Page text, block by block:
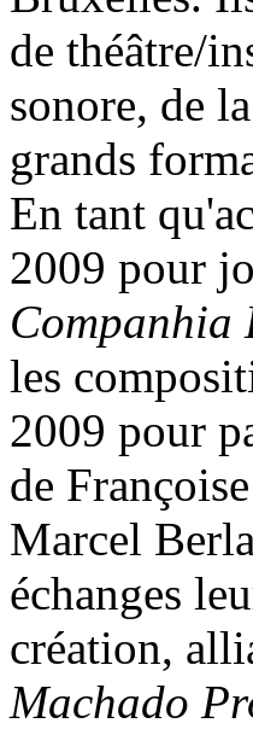
de théâtre/
sonore, de
grands
En tant
2009 pour
Companhia
les
2009 pour
de
Marcel
échanges
création,
Machado